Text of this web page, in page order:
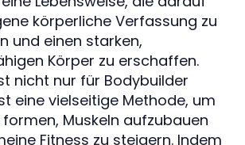
körperliche Verfassung zu
und einen starken,
Körper zu erschaffen.
nicht nur für Bodybuilder
eine vielseitige Methode, um
Muskeln aufzubauen
Fitness zu steigern. Indem